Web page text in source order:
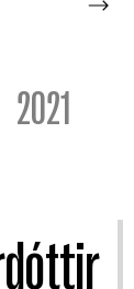
2021